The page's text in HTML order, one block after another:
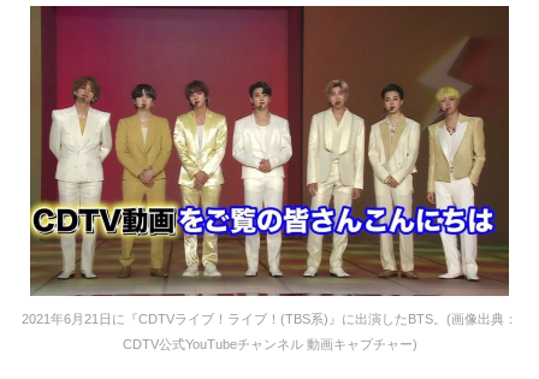
2021年6月21日に『CDTVライブ！ライブ！(TBS系)』に出演したBTS。(画像出典：
CDTV公式YouTubeチャンネル 動画キャプチャー)